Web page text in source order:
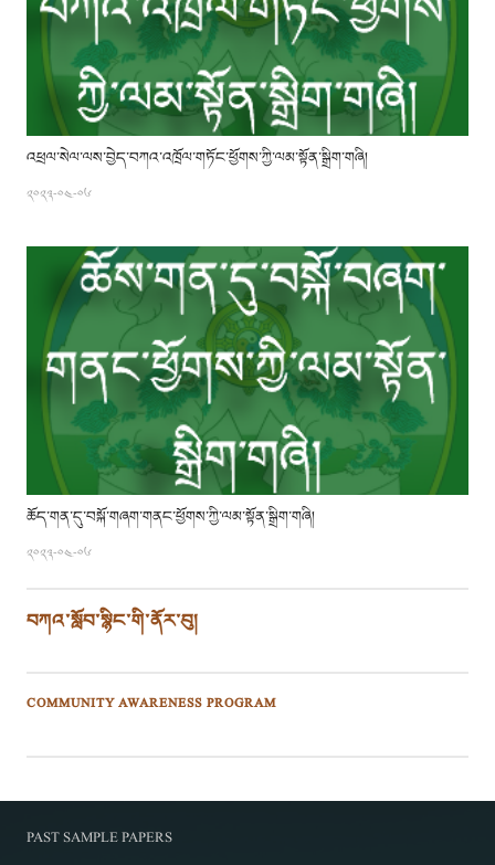
འཕྲལ་སེལ་ལས་བྱེད་བཀའ་འཁྲོལ་གཏོང་ཕྱོགས་ཀྱི་ལམ་སྟོན་སྒྲིག་གཞི།
༢༠༢༣-༠༤-༠༦
ཆོད་གན་དུ་བསྐོ་གཞག་གནང་ཕྱོགས་ཀྱི་ལམ་སྟོན་སྒྲིག་གཞི།
༢༠༢༣-༠༤-༠༦
བཀའ་སློབ་སྙིང་གི་ནོར་བུ།
COMMUNITY AWARENESS PROGRAM
PAST SAMPLE PAPERS